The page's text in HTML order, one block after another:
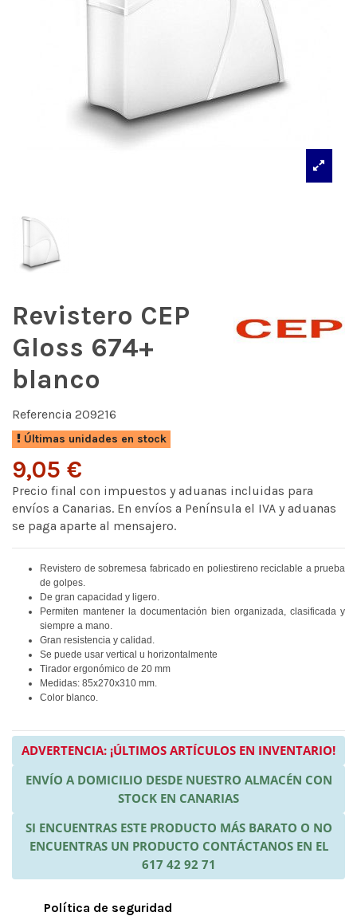
Revistero CEP
Gloss 674+
blanco
Referencia 209216
Últimas unidades en stock
9,05 €
Precio final con impuestos y aduanas incluidas para
envíos a Canarias. En envíos a Península el IVA y aduanas
se paga aparte al mensajero.
Revistero de sobremesa fabricado en poliestireno reciclable a prueba
de golpes.
De gran capacidad y ligero.
Permiten mantener la documentación bien organizada, clasificada y
siempre a mano.
Gran resistencia y calidad.
Se puede usar vertical u horizontalmente
Tirador ergonómico de 20 mm
Medidas: 85x270x310 mm.
Color blanco.
ADVERTENCIA: ¡ÚLTIMOS ARTÍCULOS EN INVENTARIO!
ENVÍO A DOMICILIO DESDE NUESTRO ALMACÉN CON
STOCK EN CANARIAS
SI ENCUENTRAS ESTE PRODUCTO MÁS BARATO O NO
ENCUENTRAS UN PRODUCTO CONTÁCTANOS EN EL
617 42 92 71
Política de seguridad